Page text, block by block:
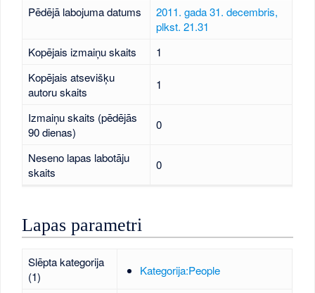
Pēdējā labojuma datums
2011. gada 31. decembris,
plkst. 21.31
Kopējais izmaiņu skaits
1
Kopējais atsevišķu
autoru skaits
1
Izmaiņu skaits (pēdējās
90 dienas)
0
Neseno lapas labotāju
skaits
0
Lapas parametri
Slēpta kategorija
(1)
Kategorija:People